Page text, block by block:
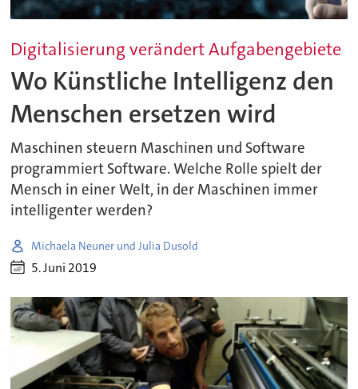
Digitalisierung verändert Aufgabengebiete
Wo Künstliche Intelligenz den
Menschen ersetzen wird
Maschinen steuern Maschinen und Software
programmiert Software. Welche Rolle spielt der
Mensch in einer Welt, in der Maschinen immer
intelligenter werden?
Michaela Neuner und Julia Dusold
5. Juni 2019